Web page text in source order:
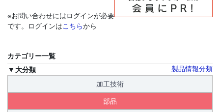
※お問い合わせにはログインが必要
です。ログインはこちらから
カテゴリー一覧
製品情報分類
大分類
加工技術
部品